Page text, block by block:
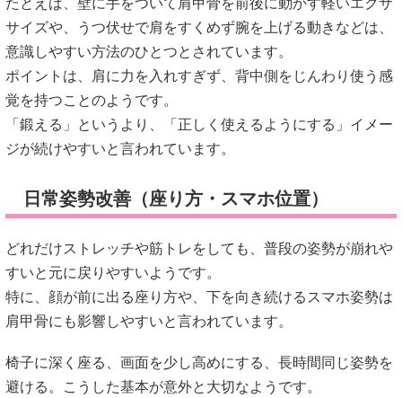
サイズや、うつ伏せで肩をすくめず腕を上げる動きなどは、
意識しやすい方法のひとつとされています。
ポイントは、肩に力を入れすぎず、背中側をじんわり使う感
覚を持つことのようです。
「鍛える」というより、「正しく使えるようにする」イメー
ジが続けやすいと言われています。
日常姿勢改善（座り方・スマホ位置）
どれだけストレッチや筋トレをしても、普段の姿勢が崩れや
すいと元に戻りやすいようです。
特に、顔が前に出る座り方や、下を向き続けるスマホ姿勢は
肩甲骨にも影響しやすいと言われています。
椅子に深く座る、画面を少し高めにする、長時間同じ姿勢を
避ける。こうした基本が意外と大切なようです。